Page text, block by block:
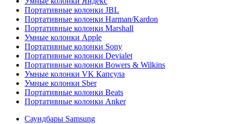
Портативные колонки JBL
Портативные колонки Harman/Kardon
Портативные колонки Marshall
Умные колонки Apple
Портативные колонки Sony
Портативные колонки Devialet
Портативные колонки Bowers & Wilkins
Умные колонки VK Капсула
Умные колонки Sber
Портативные колонки Beats
Портативные колонки Anker
Саундбары Samsung